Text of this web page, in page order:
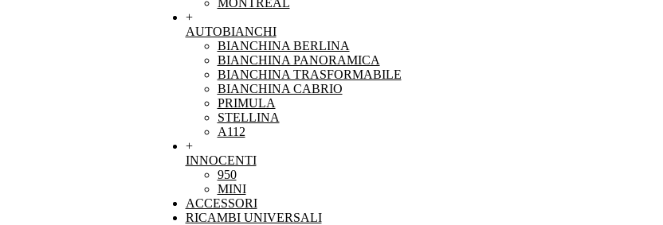
+
AUTOBIANCHI
BIANCHINA BERLINA
BIANCHINA PANORAMICA
BIANCHINA TRASFORMABILE
BIANCHINA CABRIO
PRIMULA
STELLINA
A112
+
INNOCENTI
950
MINI
ACCESSORI
RICAMBI UNIVERSALI